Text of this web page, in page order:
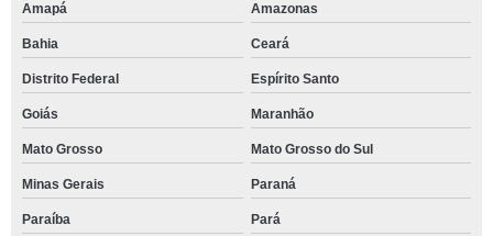
Amapá Amazonas
Bahia Ceará
Distrito Federal Espírito Santo
Goiás Maranhão
Mato Grosso Mato Grosso do Sul
Minas Gerais Paraná
Paraíba Pará